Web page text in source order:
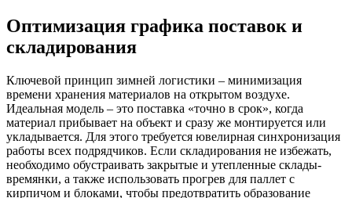
Оптимизация графика поставок и
складирования
Ключевой принцип зимней логистики – минимизация
времени хранения материалов на открытом воздухе.
Идеальная модель – это поставка «точно в срок», когда
материал прибывает на объект и сразу же монтируется или
укладывается. Для этого требуется ювелирная синхронизация
работы всех подрядчиков. Если складирования не избежать,
необходимо обустраивать закрытые и утепленные склады-
времянки, а также использовать прогрев для паллет с
кирпичом и блоками, чтобы предотвратить образование